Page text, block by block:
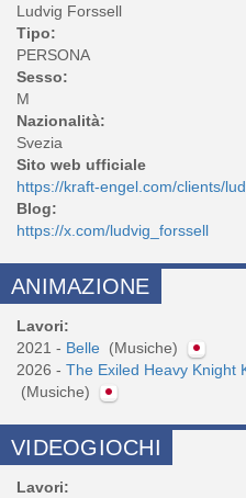
Ludvig Forssell
Tipo:
PERSONA
Sesso:
M
Nazionalità:
Svezia
Sito web ufficiale
https://kraft-engel.com/clients/
Blog:
https://x.com/ludvig_forssell
ANIMAZIONE
Lavori:
2021 - Belle (Musiche)
2026 - The Exiled Heavy Knight
(Musiche)
VIDEOGIOCHI
Lavori: